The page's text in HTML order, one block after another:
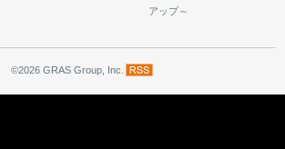
アップ～
©2026 GRAS Group, Inc.